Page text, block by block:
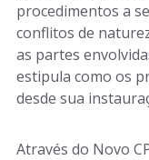
procedimentos a
conflitos de
as partes
estipula como os
desde sua
Através do Novo